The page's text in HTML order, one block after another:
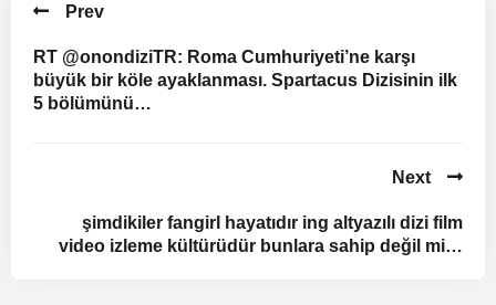
Prev
RT @onondiziTR: Roma Cumhuriyeti’ne karşı
büyük bir köle ayaklanması. Spartacus Dizisinin ilk
5 bölümünü…
Next
şimdikiler fangirl hayatıdır ing altyazılı dizi film
video izleme kültürüdür bunlara sahip değil mi…